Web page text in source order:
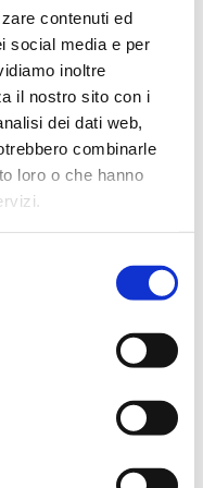
contenuti ed
social media e per
inoltre
il nostro sito con i
dei dati web,
combinarle
loro o che hanno
molto dolce
si separi o
di acqua di
la crema
densa.
pepe nero
cipollina
in più.
volta,